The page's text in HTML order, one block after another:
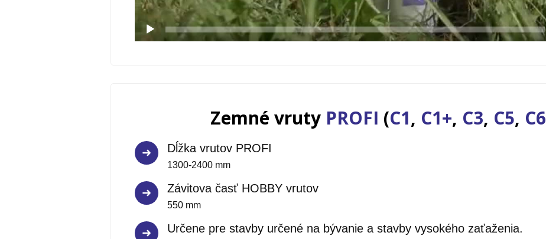
Zemné vruty PROFI (C1, C1+, C3, C5, C6
Dĺžka vrutov PROFI
1300-2400 mm
Závitova časť HOBBY vrutov
550 mm
Určene pre stavby určené na bývanie a stavby vysokého zaťaženia.